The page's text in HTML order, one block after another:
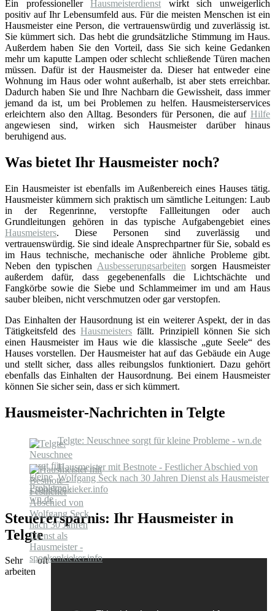
Ein professionellerHausmeisterdienst wirkt sich unweigerlich
positiv auf Ihr Lebensumfeld aus. Für die meisten Menschen ist ein
Hausmeister eine Person, die vertrauenswürdig und zuverlässig ist.
Sie kümmert sich. Das hebt die grundsätzliche Stimmung im Haus.
Außerdem haben Sie den Vorteil, dass Sie sich keine Gedanken
mehr um kaputte Lampen oder schlecht schließende Türen machen
müssen. Dafür ist der Hausmeister da. Dieser hat entweder eine
Wohnung im Haus oder wohnt außerhalb, ist aber stets erreichbar.
Dadurch haben Sie und Ihre Nachbarn die Gewissheit, dass immer
jemand da ist, um bei Problemen zu helfen. Hausmeisterservices
erleichtern also den Alltag. Besonders für Personen, die auf Hilfe
angewiesen sind, wirken sich Hausmeister darüber hinaus
beruhigend aus.
Was bietet Ihr Hausmeister noch?
Ein Hausmeister ist ebenfalls im Außenbereich eines Hauses tätig.
Hausmeister kümmern sich praktisch um sämtliche Leitungen: Laub
in der Regenrinne, verstopfte Fallleitungen oder auch
Grundleitungen gehören in das typische Aufgabengebiet eines
Hausmeisters. Diese Personen sind zuverlässig und
vertrauenswürdig. Sie sind ideale Ansprechpartner für Sie, sobald es
im Haus technische, mechanische oder ähnliche Probleme gibt.
Neben den typischen Ausbesserungsarbeiten sorgen Hausmeister
außerdem dafür, dass gegebenenfalls die Lichtschächte und
Fangkörbe sowie die Siebe und Schlammeimer im und am Haus
sauber bleiben, nicht verschmutzen oder gar verstopfen.
Das Einhalten der Hausordnung ist ein weiterer Aspekt, der in das
Tätigkeitsfeld desHausmeisters fällt. Prinzipiell können Sie sich
einen Hausmeister im Haus wie die klassische „gute Seele“ des
Hauses vorstellen. Der Hausmeister hat auf das Gebäude ein Auge
und stellt sicher, dass alles reibungslos funktioniert. Dazu gehört
ebenfalls das Einhalten der Hausordnung. Bei einem Hausmeister
können Sie sicher sein, dass er sich kümmert.
Hausmeister-Nachrichten in Telgte
Telgte: Neuschnee sorgt für kleine Probleme - wn.de
Hausmeister mit Bestnote - Festlicher Abschied von
Wolfgang Seck nach 30 Jahren Dienst als Hausmeister
- spoekenkieker.info
Steuerersparnis: Ihr Hausmeister in
Telgte
Sehr oft
arbeiten